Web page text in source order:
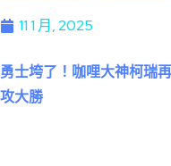
11 1 月, 2025
勇士垮了！咖哩大神柯瑞
攻大勝